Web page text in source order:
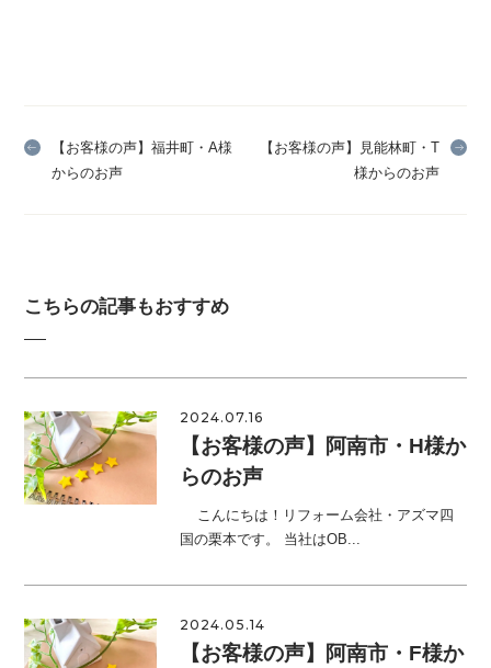
【お客様の声】福井町・A様
からのお声
【お客様の声】見能林町・T
様からのお声
こちらの記事もおすすめ
2024.07.16
【お客様の声】阿南市・H様か
らのお声
こんにちは！リフォーム会社・アズマ四
国の栗本です。 当社はOB...
2024.05.14
【お客様の声】阿南市・F様か